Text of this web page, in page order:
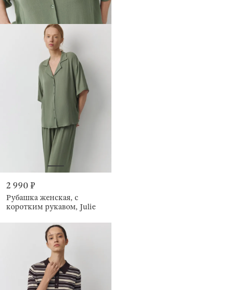
2 990 ₽
Рубашка женская, с
коротким рукавом, Julie